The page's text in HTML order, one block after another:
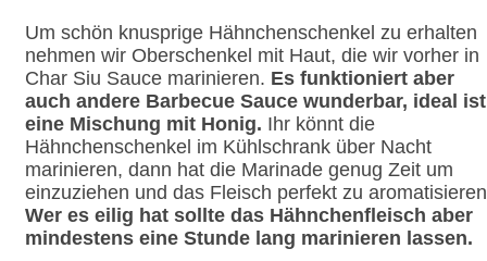
Um schön knusprige Hähnchenschenkel zu erhalten
nehmen wir Oberschenkel mit Haut, die wir vorher in
Char Siu Sauce marinieren. Es funktioniert aber
auch andere Barbecue Sauce wunderbar, ideal ist
eine Mischung mit Honig. Ihr könnt die
Hähnchenschenkel im Kühlschrank über Nacht
marinieren, dann hat die Marinade genug Zeit um
einzuziehen und das Fleisch perfekt zu
Wer es eilig hat sollte das Hähnchenfleisch aber
mindestens eine Stunde lang marinieren lassen.